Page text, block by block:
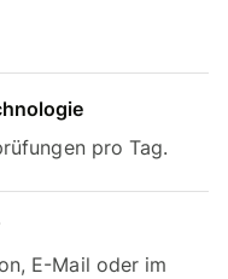
pro Tag.
E-Mail oder im